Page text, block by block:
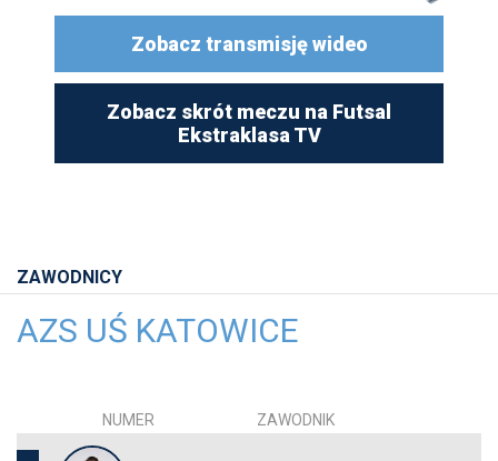
Zobacz transmisję wideo
Zobacz skrót meczu na Futsal
Ekstraklasa TV
ZAWODNICY
AZS UŚ KATOWICE
NUMER ZAWODNIK